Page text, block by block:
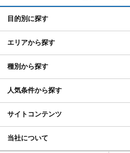
目的別に探す
エリアから探す
種別から探す
人気条件から探す
サイトコンテンツ
当社について